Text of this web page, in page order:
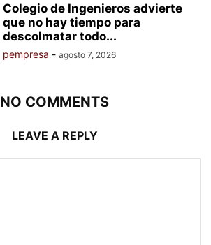
Colegio de Ingenieros advierte
que no hay tiempo para
descolmatar todo...
pempresa - agosto 7, 2026
NO COMMENTS
LEAVE A REPLY